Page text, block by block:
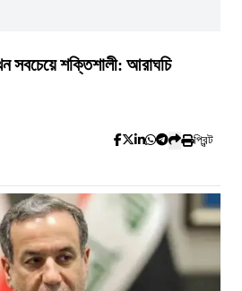
সবচেয়ে শক্তিশালী: আরাঘচি
প্রিন্ট